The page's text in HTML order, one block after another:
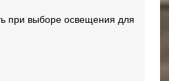
при выборе освещения для